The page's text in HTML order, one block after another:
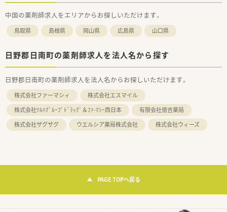
＜こんな方にもオススメ＞
■福利厚生も充実した法人で勤務したい方
■患者様の目線に立った対応をしたい方
などなど・・・
気になる方はお気軽にお問い合わせください！
中国の薬剤師求人をエリアからお探しいただけます。
鳥取県 島根県 岡山県 広島県 山口県
日野郡日南町の薬剤師求人を法人名から探す
日野郡日南町の薬剤師求人を法人名からお探しいただけます。
株式会社ファーマシィ
株式会社エスマイル
株式会社ﾂﾙﾊｸﾞﾙｰﾌﾟﾄﾞﾗｯｸﾞ＆ﾌｧ-ﾏｼｰ西日本
有限会社徳吉薬局
株式会社ザグザグ
ウエルシア薬局株式会社 株式会社ウィーズ
PAGE TOPへ戻る